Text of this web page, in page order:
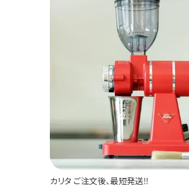
カリタ ご注文後、最短発送‼